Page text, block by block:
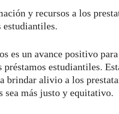
y recursos a los
estudiantiles.
es un avance positivo
préstamos estudiantiles.
brindar alivio a los
sea más justo y equitativo.